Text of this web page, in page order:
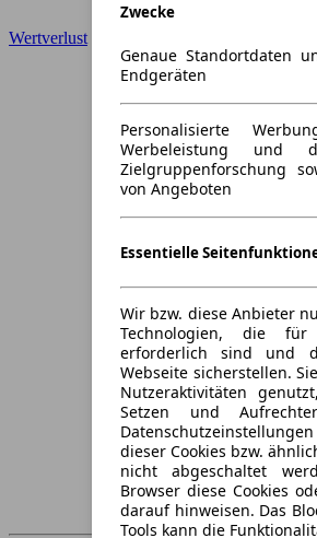
Zwecke
Genaue Standortdaten
Endgeräten
Personalisierte
Werbeleistung und
Zielgruppenforschung
von Angeboten
Essentielle
Wir bzw. diese Anbieter
Technologien, die für
erforderlich sind und
Webseite sicherstellen.
Nutzeraktivitäten
Setzen und
dieser Cookies bzw.
nicht abgeschaltet
Browser diese Cookies
darauf hinweisen. Das
Tools kann die
Wertverlust